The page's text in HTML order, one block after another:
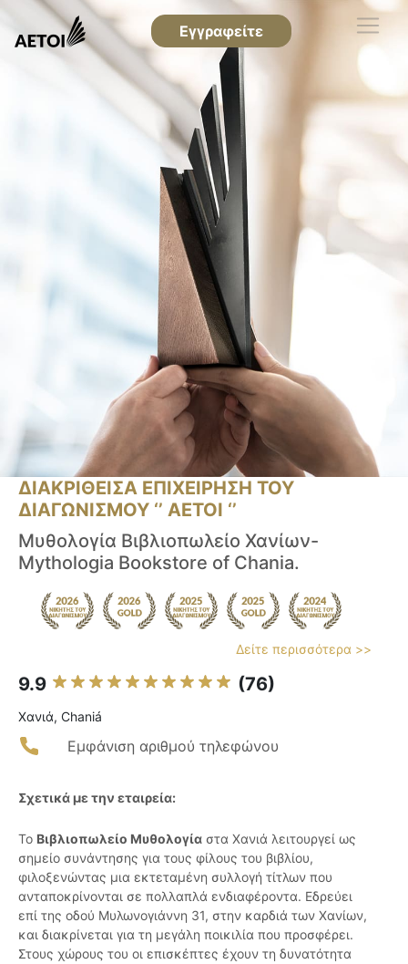
Εγγραφείτε
ΔΙΑΚΡΙΘΕΙΣΑ ΕΠΙΧΕΙΡΗΣΗ ΤΟΥ
ΔΙΑΓΩΝΙΣΜΟΥ ‘’ ΑΕΤΟΙ ‘’
Μυθολογία Βιβλιοπωλείο Χανίων-
Mythologia Bookstore of Chania.
Δείτε περισσότερα >>
9.9 (76)
Χανιά, Chaniá
Εμφάνιση αριθμού τηλεφώνου
Σχετικά με την εταιρεία:
Το Βιβλιοπωλείο Μυθολογία στα Χανιά λειτουργεί ως
σημείο συνάντησης για τους φίλους του βιβλίου,
φιλοξενώντας μια εκτεταμένη συλλογή τίτλων που
ανταποκρίνονται σε πολλαπλά ενδιαφέροντα. Εδρεύει
επί της οδού Μυλωνογιάννη 31, στην καρδιά των Χανίων,
και διακρίνεται για τη μεγάλη ποικιλία που προσφέρει.
Στους χώρους του οι επισκέπτες έχουν τη δυνατότητα